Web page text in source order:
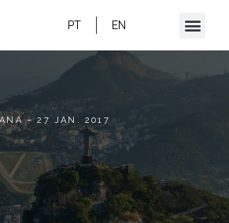
PT EN
– 27 JAN. 2017